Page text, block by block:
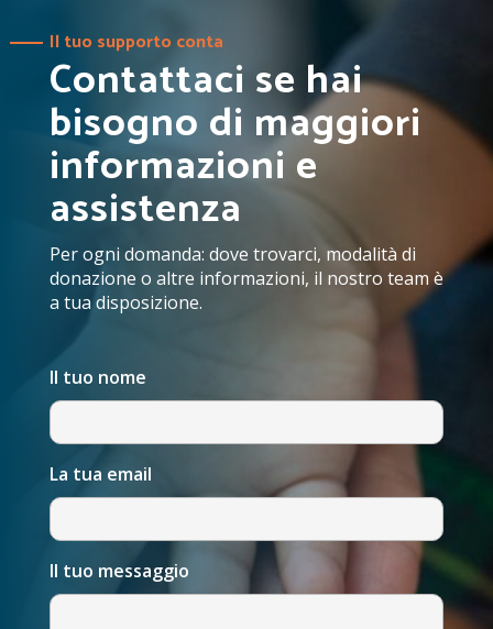
Il tuo supporto conta
Contattaci se hai
bisogno di maggiori
informazioni e
assistenza
Per ogni domanda: dove trovarci, modalità di
donazione o altre informazioni, il nostro team è
a tua disposizione.
Il tuo nome
La tua email
Il tuo messaggio